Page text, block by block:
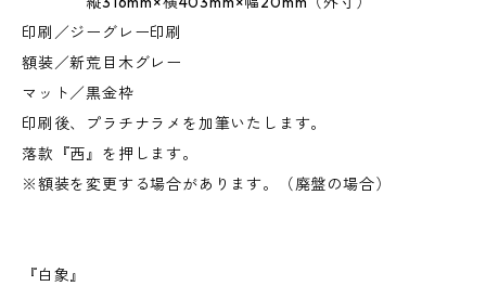
印刷／ジーグレー印刷
額装／新荒目木グレー
マット／黒金枠
印刷後、プラチナラメを加筆いたします。
落款『西』を押します。
※額装を変更する場合があります。（廃盤の場合）
『白象』